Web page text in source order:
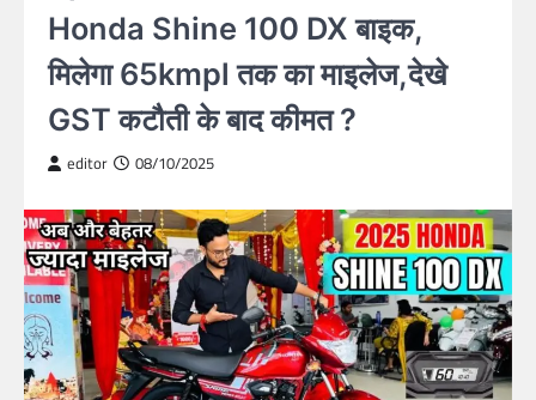
Honda Shine 100 DX बाइक,
मिलेगा 65kmpl तक का माइलेज,देखे
GST कटौती के बाद कीमत ?
editor 08/10/2025